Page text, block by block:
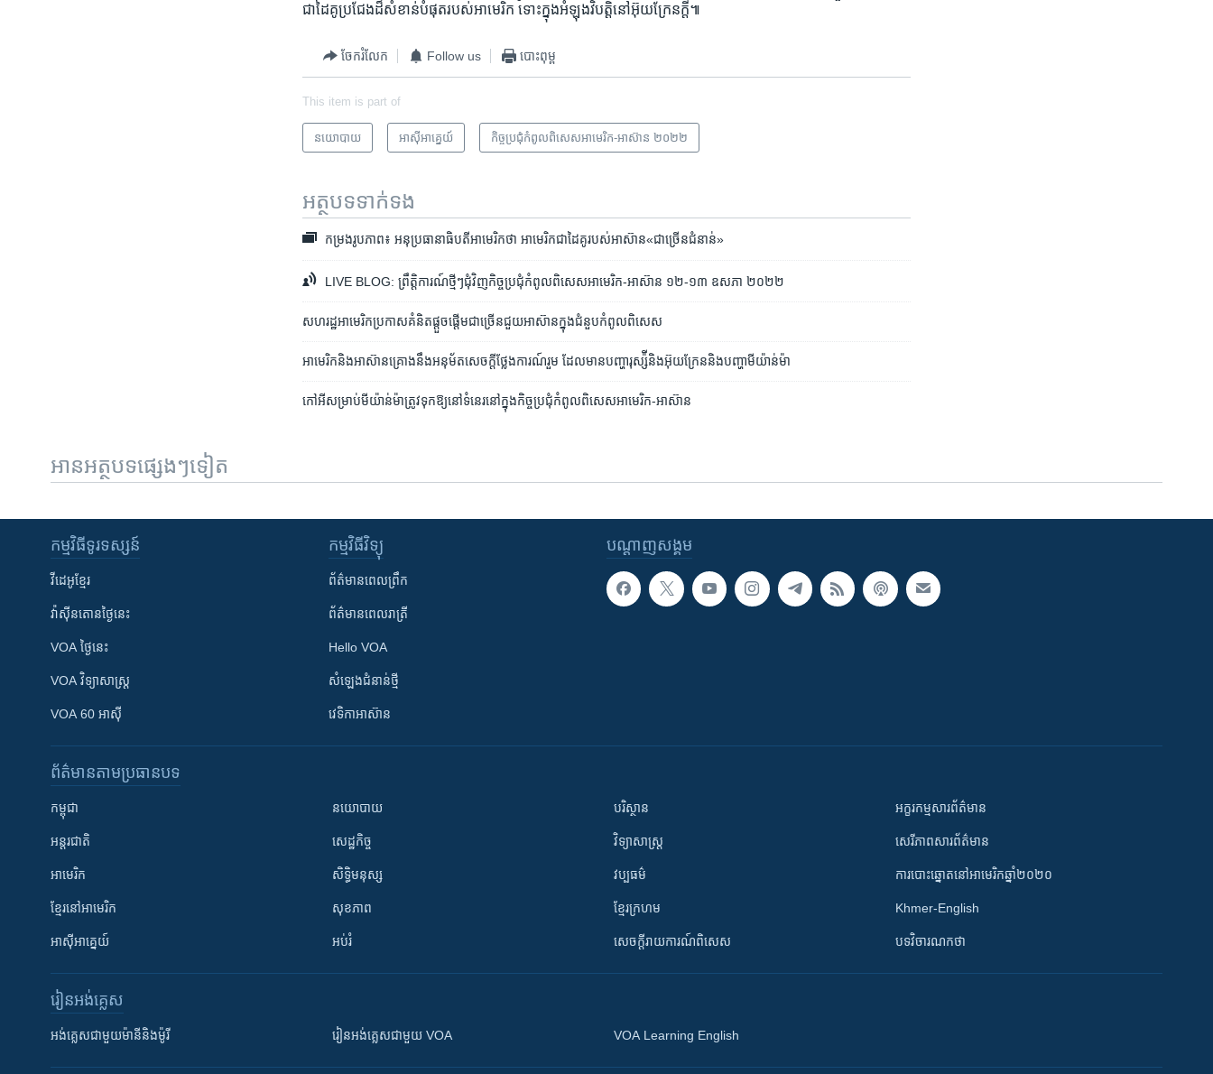
ជា​ដៃ​គូ​ប្រជែង​ដ៏​សំខាន់បំផុត​របស់​អាមេរិក ទោះ​ក្នុង​អំឡុង​វិបត្តិ​នៅ​អ៊ុយក្រែន​ក្តី៕
ចែករំលែក Follow us បោះពុម្ព
This item is part of
នយោបាយ អាស៊ី​អាគ្នេយ៍ កិច្ចប្រជុំ​កំពូល​ពិសេសអាមេរិក-អាស៊ាន ២០២២
អត្ថបទ​ទាក់ទង
កម្រងរូបភាព៖ អនុប្រធានាធិបតីអាមេរិកថា អាមេរិកជាដៃគូរបស់អាស៊ាន«ជាច្រើនជំនាន់»
LIVE BLOG: ព្រឹត្តិការណ៍ថ្មីៗ​ជុំវិញ​​កិច្ចប្រជុំ​កំពូល​ពិសេស​អាមេរិក-អាស៊ាន ១២-១៣ ឧសភា ២០២២
សហរដ្ឋ​អាមេរិក​ប្រកាស​គំនិត​ផ្តួច​ផ្តើម​ជាច្រើន​ជួយ​អាស៊ាន​ក្នុង​ជំនួប​កំពូល​ពិសេស
អាមេរិក​និង​អាស៊ាន​គ្រោង​នឹង​អនុម័ត​សេចក្តី​ថ្លែងការណ៍​រួម ដែល​មាន​បញ្ហា​រុស្ស៉ី​និង​អ៊ុយក្រែន​និង​បញ្ហា​មីយ៉ាន់ម៉ា
កៅអី​សម្រាប់​មីយ៉ាន់ម៉ា​ត្រូវ​ទុក​ឱ្យ​នៅ​ទំនេរ​នៅ​ក្នុង​កិច្ចប្រជុំ​កំពូល​ពិសេស​អាមេរិក-អាស៊ាន
អានអត្ថបទផ្សេងៗទៀត
បណ្តាញ​សង្គម
កម្មវិធី​ទូរទស្សន៍
វីដេអូ​ខ្មែរ
វ៉ាស៊ីនតោន​ថ្ងៃ​នេះ
VOA ថ្ងៃនេះ
VOA ​វិទ្យាសាស្ត្រ
VOA 60 អាស៊ី
កម្មវិធី​វិទ្យុ
ព័ត៌មាន​ពេល​ព្រឹក
ព័ត៌មាន​​ពេល​រាត្រី
Hello VOA
សំឡេង​ជំនាន់​ថ្មី
វេទិកា​អាស៊ាន
ព័ត៌មាន​តាមប្រធានបទ​
កម្ពុជា
អន្តរជាតិ
អាមេរិក
ខ្មែរ​នៅអាមេរិក
អាស៊ីអាគ្នេយ៍
នយោបាយ
សេដ្ឋកិច្ច
សិទ្ធិមនុស្ស
សុខភាព
អប់រំ
បរិស្ថាន
វិទ្យាសាស្រ្ត
វប្បធម៌
ខ្មែរក្រហម
សេចក្តីរាយការណ៍ពិសេស
អក្ខរកម្មសារព័ត៌មាន
សេរីភាពសារព័ត៌មាន
ការបោះឆ្នោតនៅអាមេរិកឆ្នាំ២០២០
Khmer-English
បទវិចារណកថា
រៀន​​អង់គ្លេស
អង់គ្លេស​ជាមួយ​ម៉ានី​និង​ម៉ូរី រៀន​​​​​​អង់គ្លេស​​ជាមួយ VOA VOA Learning English